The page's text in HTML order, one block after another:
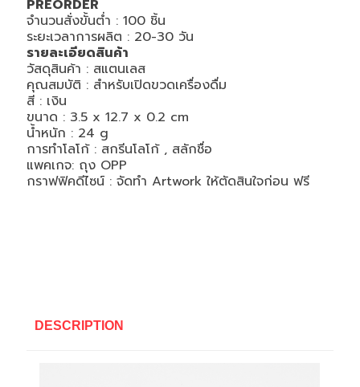
PREORDER
จำนวนสั่งขั้นต่ำ : 100 ชิ้น
ระยะเวลาการผลิต : 20-30 วัน
รายละเอียดสินค้า
วัสดุสินค้า : สแตนเลส
คุณสมบัติ : สำหรับเปิดขวดเครื่องดื่ม
สี : เงิน
ขนาด : 3.5 x 12.7 x 0.2 cm
น้ำหนัก : 24 g
การทำโลโก้ : สกรีนโลโก้ , สลักชื่อ
แพคเกจ: ถุง OPP
กราฟฟิคดีไซน์ : จัดทำ Artwork ให้ตัดสินใจก่อน ฟรี
DESCRIPTION